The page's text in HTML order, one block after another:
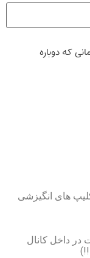
که دوباره
های انگیزشی
داخل کانال